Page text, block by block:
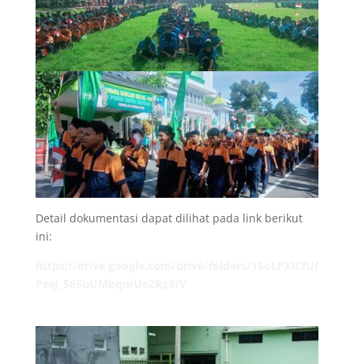
Detail dokumentasi dapat dilihat pada link berikut
ini: